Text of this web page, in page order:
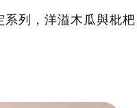
系列，洋溢木瓜與枇杷